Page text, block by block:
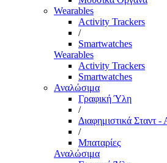
Wearables
Activity Trackers
/
Smartwatches
Wearables
Activity Trackers
Smartwatches
Αναλώσιμα
Γραφική Ύλη
/
Διαφημιστικά Σταντ -
/
Μπαταρίες
Αναλώσιμα